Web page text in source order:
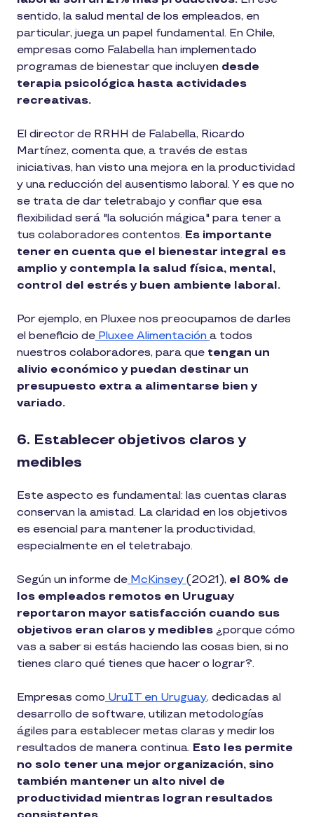
sentido, la salud mental de los empleados, en
particular, juega un papel fundamental. En Chile,
empresas como Falabella han implementado
programas de bienestar que incluyen desde
terapia psicológica hasta actividades
recreativas.
El director de RRHH de Falabella, Ricardo
Martínez, comenta que, a través de estas
iniciativas, han visto una mejora en la productividad
y una reducción del ausentismo laboral. Y es que no
se trata de dar teletrabajo y confiar que esa
flexibilidad será "la solución mágica" para tener a
tus colaboradores contentos. Es importante
tener en cuenta que el bienestar integral es
amplio y contempla la salud física, mental,
control del estrés y buen ambiente laboral.
Por ejemplo, en Pluxee nos preocupamos de darles
el beneficio de Pluxee Alimentación a todos
nuestros colaboradores, para que tengan un
alivio económico y puedan destinar un
presupuesto extra a alimentarse bien y
variado.
6. Establecer objetivos claros y
medibles
Este aspecto es fundamental: las cuentas claras
conservan la amistad. La claridad en los objetivos
es esencial para mantener la productividad,
especialmente en el teletrabajo.
Según un informe de McKinsey (2021), el 80% de
los empleados remotos en Uruguay
reportaron mayor satisfacción cuando sus
objetivos eran claros y medibles ¿porque cómo
vas a saber si estás haciendo las cosas bien, si no
tienes claro qué tienes que hacer o lograr?.
Empresas como UruIT en Uruguay, dedicadas al
desarrollo de software, utilizan metodologías
ágiles para establecer metas claras y medir los
resultados de manera continua. Esto les permite
no solo tener una mejor organización, sino
también mantener un alto nivel de
productividad mientras logran resultados